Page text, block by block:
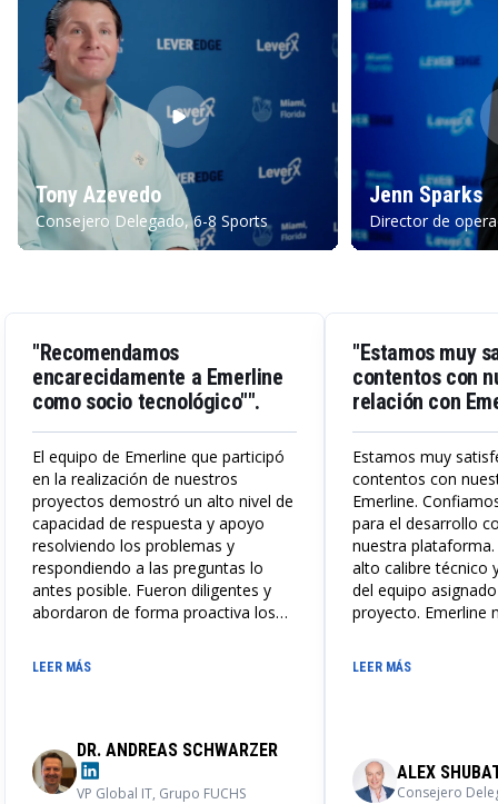
Tony Azevedo
Consejero Delegado, 6-8 Sports
Jenn Sparks
Director de
"Recomendamos
encarecidamente a Emerline
como socio tecnológico"".
El equipo de Emerline que participó
en la realización de nuestros
proyectos demostró un alto nivel de
capacidad de respuesta y apoyo
resolviendo los problemas y
respondiendo a las preguntas lo
antes posible. Fueron diligentes y
abordaron de forma proactiva los
proceso de desarrollo. Nuestra
cooperación se desarrolló sin
asesoramiento directo y correcto
cuando fue necesario.
Recomendamos encarecidamente a
LEER MÁS
DR. ANDREAS SCHWARZER
VP Global IT, Grupo FUCHS
"Estamos muy
contentos con
relación con
Estamos muy
contentos con
Emerline.
para el desarrollo
nuestra
alto calibre técnico
del equipo
proyecto. Emerline
hacer crecer
de desarrollo
LEER MÁS
ALEX
Consejero